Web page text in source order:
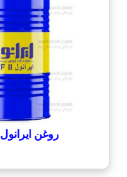
روغن ایرانول ATF II